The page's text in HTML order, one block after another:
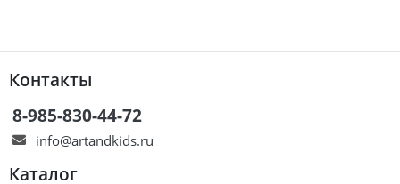
Контакты
8-985-830-44-72
info@artandkids.ru
Каталог